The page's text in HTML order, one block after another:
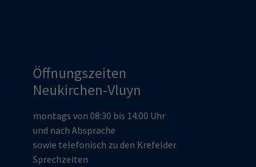
Öffnungszeiten
Neukirchen-Vluyn
montags von 08:30 bis 14:00 Uhr
und nach Absprache
sowie telefonisch zu den Krefelder
Sprechzeiten